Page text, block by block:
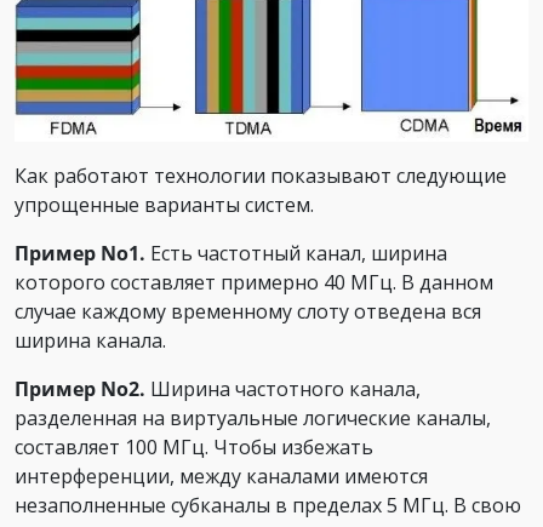
Как работают технологии показывают следующие
упрощенные варианты систем.
Пример No1. Есть частотный канал, ширина
которого составляет примерно 40 МГц. В данном
случае каждому временному слоту отведена вся
ширина канала.
Пример No2. Ширина частотного канала,
разделенная на виртуальные логические каналы,
составляет 100 МГц. Чтобы избежать
интерференции, между каналами имеются
незаполненные субканалы в пределах 5 МГц. В свою